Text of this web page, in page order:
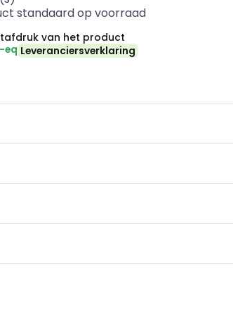
standaard op voorraad
van het product
eq Leveranciersverklaring